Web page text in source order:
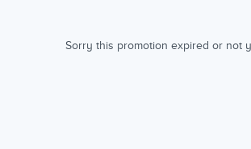
Sorry this promotion expired or not